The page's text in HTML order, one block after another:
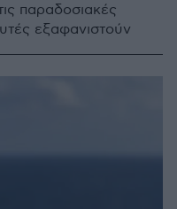
παραδοσιακές
εξαφανιστούν